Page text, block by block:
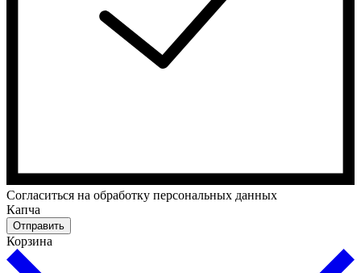
Cогласиться на обработку персональных данных
Капча
Отправить
Корзина